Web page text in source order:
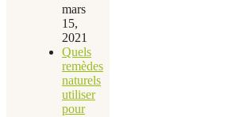
mars
15,
2021
Quels
remèdes
naturels
utiliser
pour